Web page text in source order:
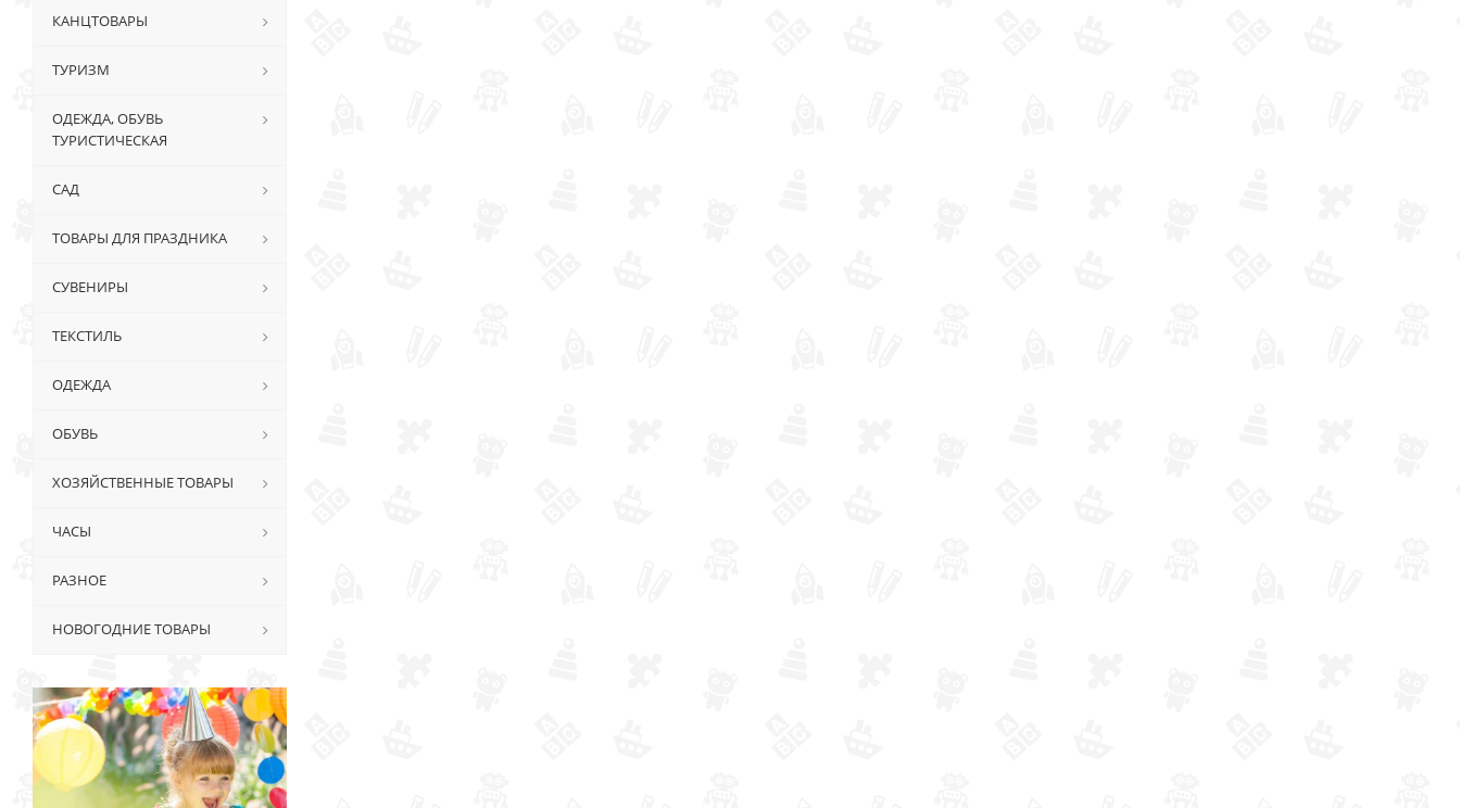
КАНЦТОВАРЫ
ТУРИЗМ
ОДЕЖДА, ОБУВЬ
ТУРИСТИЧЕСКАЯ
САД
ТОВАРЫ ДЛЯ ПРАЗДНИКА
СУВЕНИРЫ
ТЕКСТИЛЬ
ОДЕЖДА
ОБУВЬ
ХОЗЯЙСТВЕННЫЕ ТОВАРЫ
ЧАСЫ
РАЗНОЕ
НОВОГОДНИЕ ТОВАРЫ